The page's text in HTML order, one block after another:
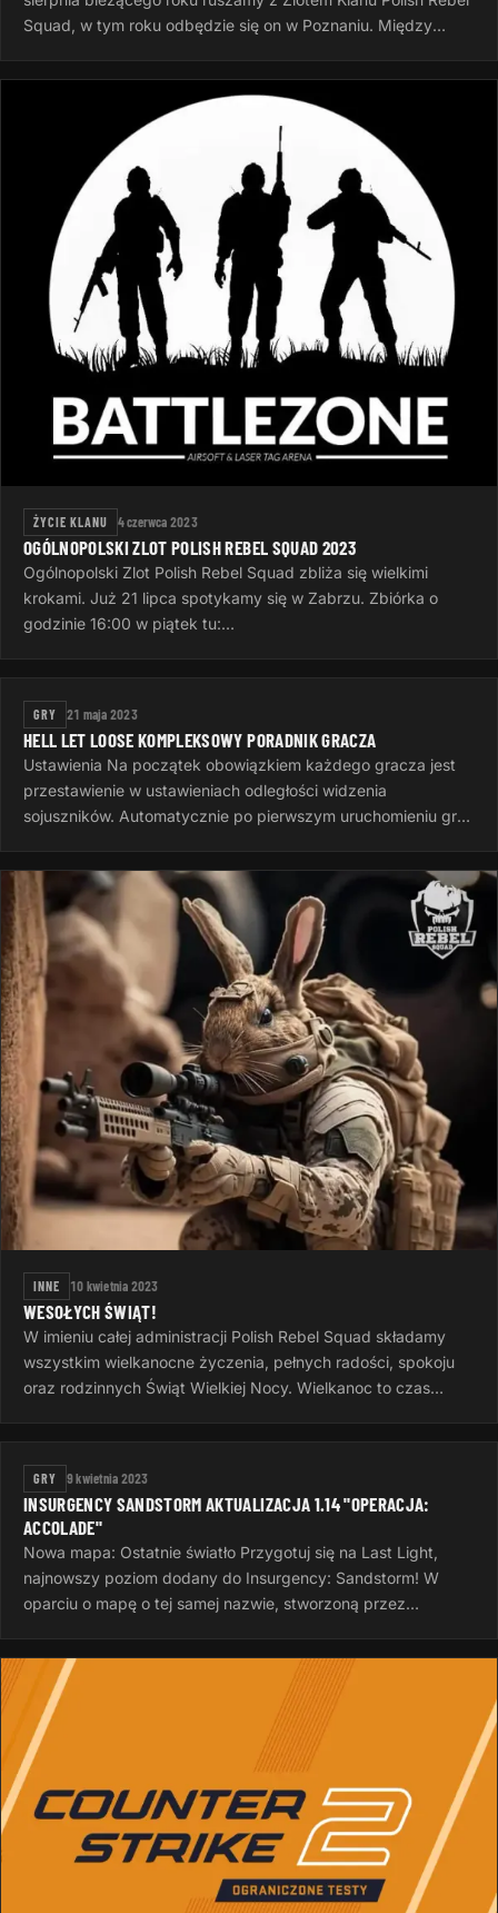
Squad, w tym roku odbędzie się on w Poznaniu. Między
ŻYCIE KLANU 4 czerwca 2023
OGÓLNOPOLSKI ZLOT POLISH REBEL SQUAD 2023
Ogólnopolski Zlot Polish Rebel Squad zbliża się wielkimi
krokami. Już 21 lipca spotykamy się w Zabrzu. Zbiórka o
godzinie 16:00 w piątek tu:
GRY 21 maja 2023
HELL LET LOOSE KOMPLEKSOWY PORADNIK GRACZA
Ustawienia Na początek obowiązkiem każdego gracza jest
przestawienie w ustawieniach odległości widzenia
sojuszników. Automatycznie po pierwszym uruchomieniu gry
INNE 10 kwietnia 2023
WESOŁYCH ŚWIĄT!
W imieniu całej administracji Polish Rebel Squad składamy
wszystkim wielkanocne życzenia, pełnych radości, spokoju
oraz rodzinnych Świąt Wielkiej Nocy. Wielkanoc to czas
GRY 9 kwietnia 2023
INSURGENCY SANDSTORM AKTUALIZACJA 1.14 "OPERACJA:
ACCOLADE"
Nowa mapa: Ostatnie światło Przygotuj się na Last Light,
najnowszy poziom dodany do Insurgency: Sandstorm! W
oparciu o mapę o tej samej nazwie, stworzoną przez